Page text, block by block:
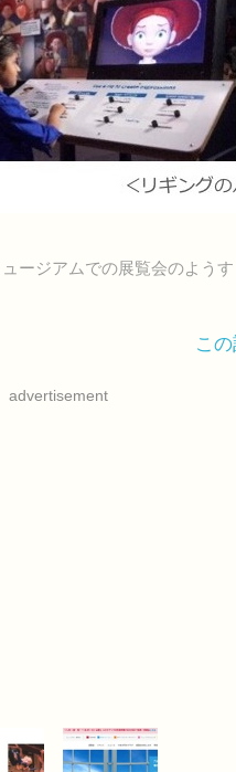
ージアムでの展覧会のよう
こ
advertisement